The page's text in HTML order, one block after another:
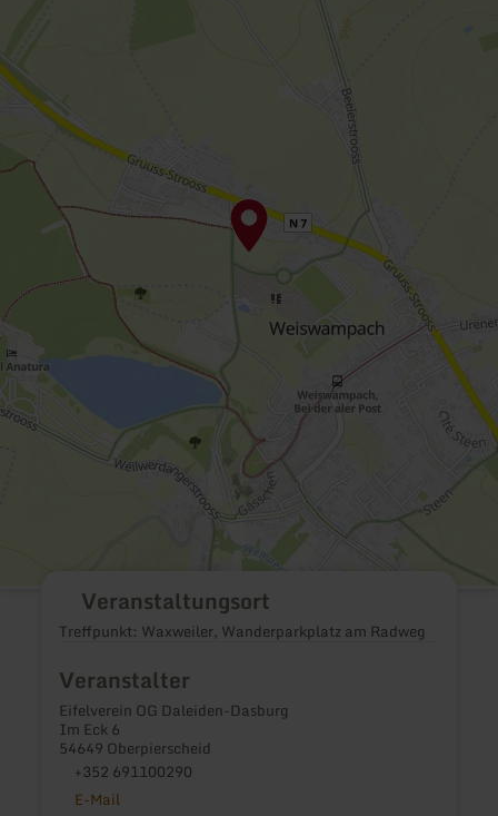
Veranstaltungsort
Treffpunkt: Waxweiler, Wanderparkplatz am Radweg
Veranstalter
Eifelverein OG Daleiden-Dasburg
Im Eck 6
54649 Oberpierscheid
+352 691100290
E-Mail